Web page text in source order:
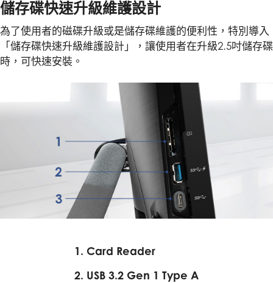
儲存碟快速升級維護設計
為了使用者的磁碟升級或是儲存碟維護的便利性，特別導入
「儲存碟快速升級維護設計」，讓使用者在升級2.5吋儲存碟
時，可快速安裝。
1. Card Reader
2. USB 3.2 Gen 1 Type A